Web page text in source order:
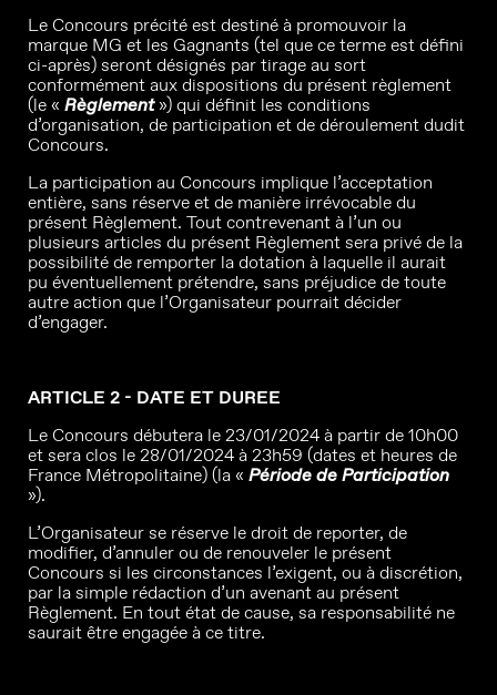
Le Concours précité est destiné à promouvoir la
marque MG et les Gagnants (tel que ce terme est défini
ci-après) seront désignés par tirage au sort
conformément aux dispositions du présent règlement
(le « Règlement») qui définit les conditions
d’organisation, de participation et de déroulement dudit
Concours.
La participation au Concours implique l’acceptation
entière, sans réserve et de manière irrévocable du
présent Règlement. Tout contrevenant à l’un ou
plusieurs articles du présent Règlement sera privé de la
possibilité de remporter la dotation à laquelle il aurait
pu éventuellement prétendre, sans préjudice de toute
autre action que l’Organisateur pourrait décider
d’engager.
ARTICLE 2 - DATE ET DUREE
Le Concours débutera le 23/01/2024 à partir de 10h00
et sera clos le 28/01/2024 à 23h59 (dates et heures de
France Métropolitaine) (la « Période de Participation
»).
L’Organisateur se réserve le droit de reporter, de
modifier, d’annuler ou de renouveler le présent
Concours si les circonstances l’exigent, ou à discrétion,
par la simple rédaction d’un avenant au présent
Règlement. En tout état de cause, sa responsabilité ne
saurait être engagée à ce titre.